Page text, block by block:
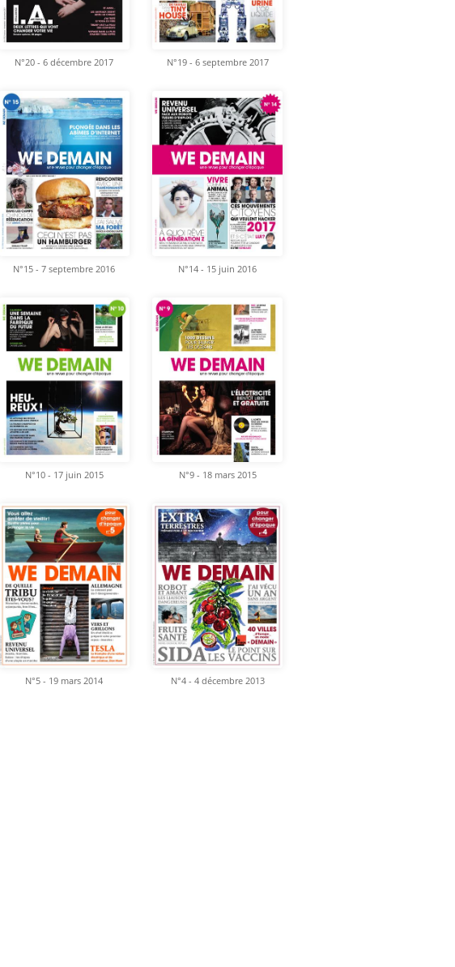
N°20 - 6 décembre 2017 N°19 - 6 septembre 2017
N°15 - 7 septembre 2016 N°14 - 15 juin 2016
N°10 - 17 juin 2015 N°9 - 18 mars 2015
N°5 - 19 mars 2014 N°4 - 4 décembre 2013